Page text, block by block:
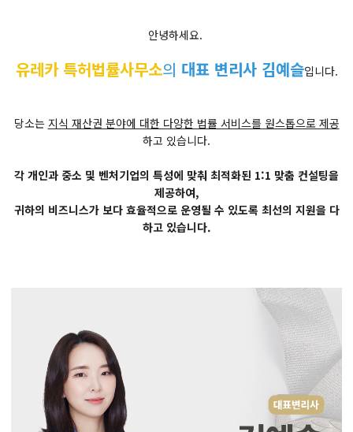
안녕하세요.
유레카 특허법률사무소의 대표 변리사 김예슬입니다.
당소는 지식 재산권 분야에 대한 다양한 법률 서비스를 원스톱으로 제공
하고 있습니다.
각 개인과 중소 및 벤처기업의 특성에 맞춰 최적화된 1:1 맞춤 컨설팅을
제공하여,
귀하의 비즈니스가 보다 효율적으로 운영될 수 있도록 최선의 지원을 다
하고 있습니다.